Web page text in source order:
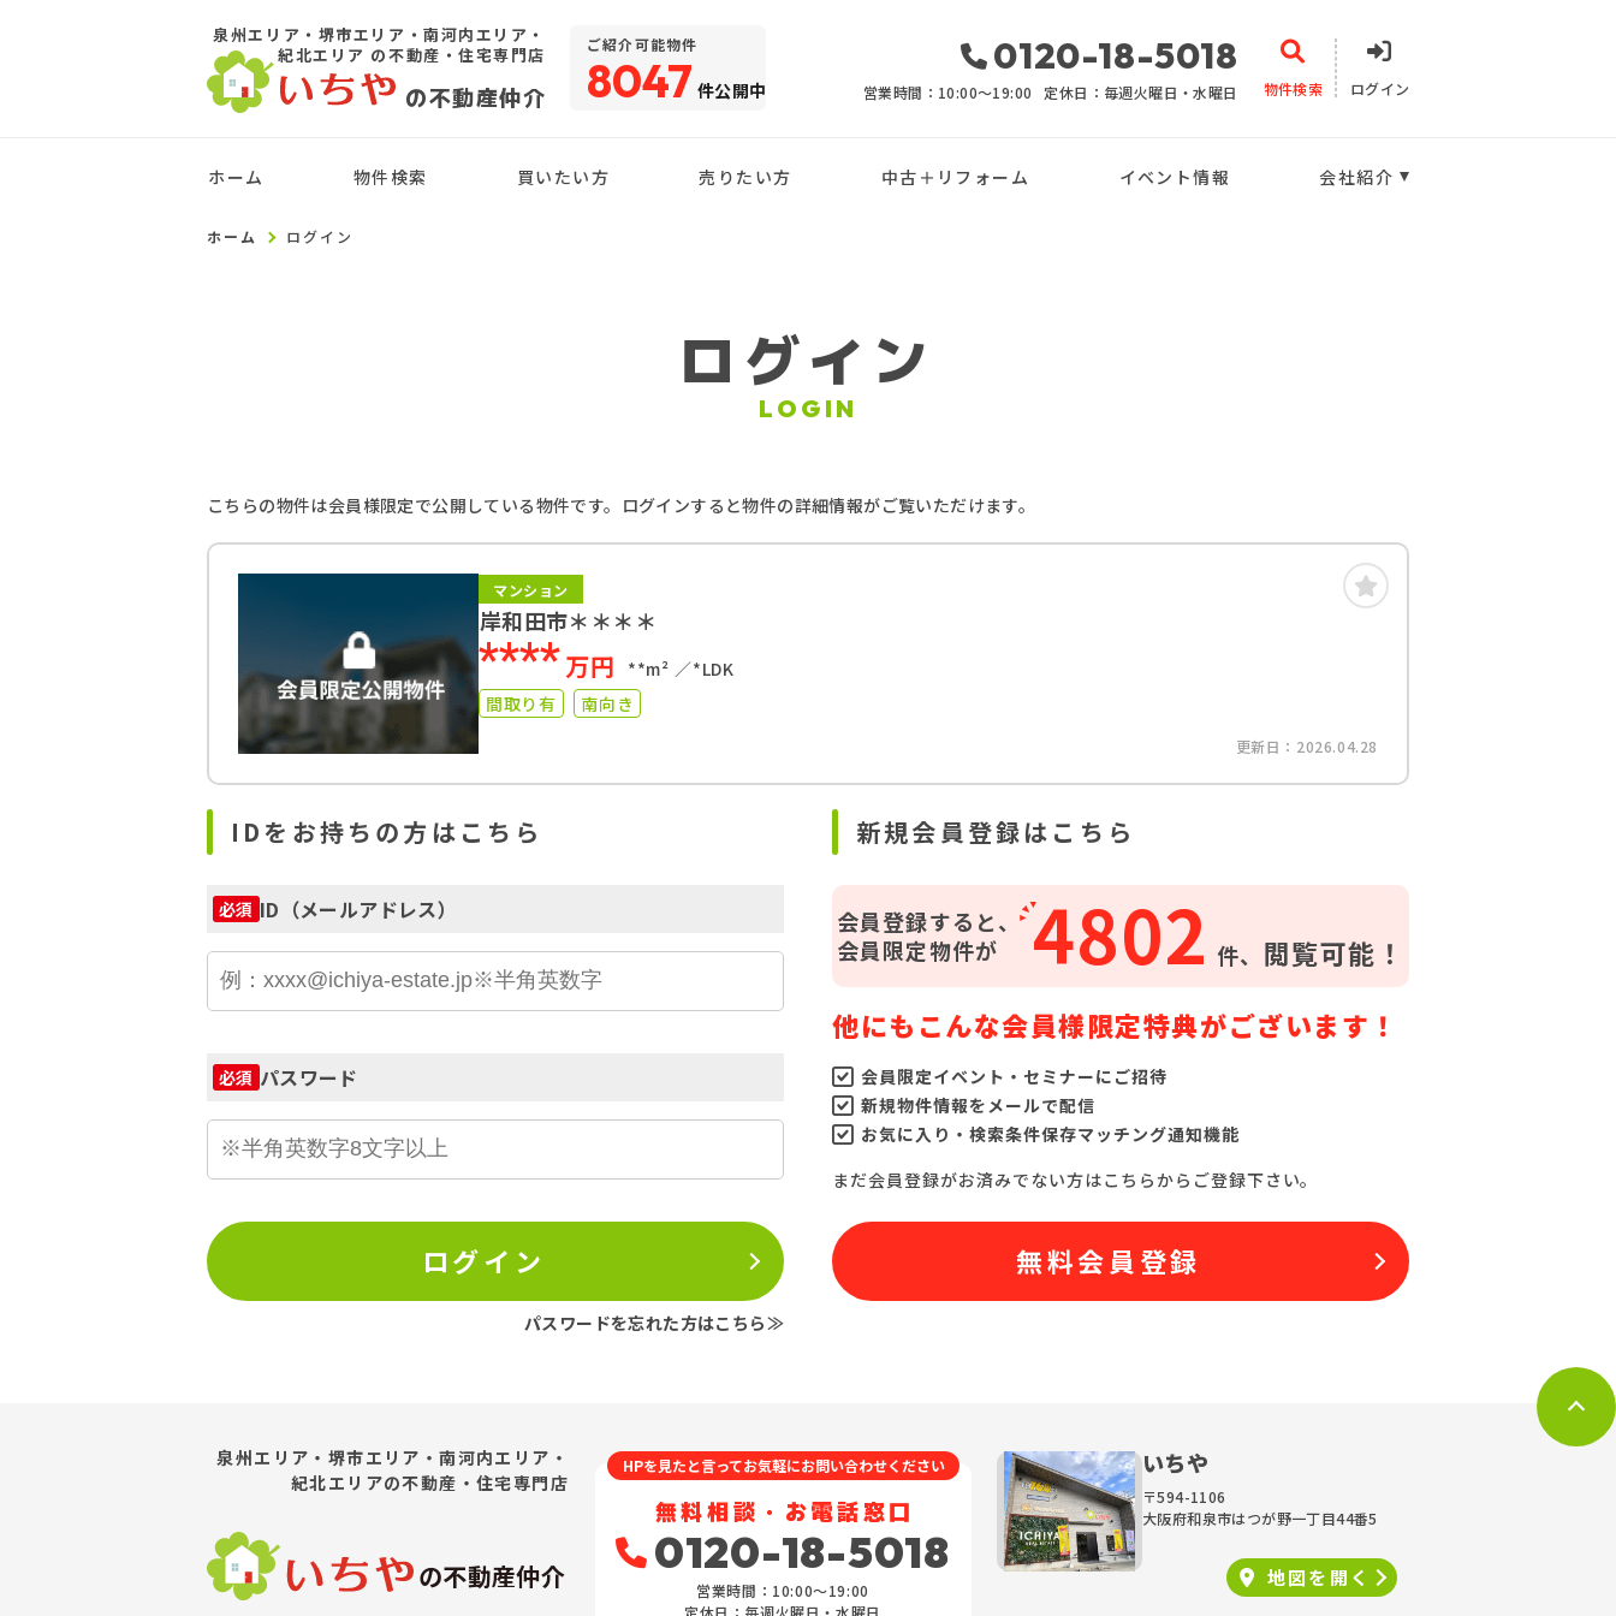
泉州エリア・堺市エリア・南河内エリア・
紀北エリア の不動産・住宅専門店
の不動産仲介
ご紹介可能物件
8047 件公開中
0120-18-5018
営業時間：10:00〜19:00 定休日：毎週火曜日・水曜日 物件検索 ログイン
ホーム 物件検索 買いたい方 売りたい方 中古＋リフォーム イベント情報 会社紹介
ホーム ログイン
ログイン
LOGIN
こちらの物件は会員様限定で公開している物件です。ログインすると物件の詳細情報がご覧いただけます。
マンション
岸和田市＊＊＊＊
****万円 **m²
*LDK
間取り有
南向き
更新日：2026.04.28
IDをお持ちの方はこちら
必須 ID（メールアドレス）
必須 パスワード
ログイン
パスワードを忘れた方はこちら≫
新規会員登録はこちら
会員登録すると、
会員限定物件が
4802 件、 閲覧可能！
他にもこんな会員様限定特典がございます！
会員限定イベント・セミナーにご招待
新規物件情報をメールで配信
お気に入り・検索条件保存マッチング通知機能
まだ会員登録がお済みでない方はこちらからご登録下さい。
無料会員登録
泉州エリア・堺市エリア・南河内エリア・
紀北エリアの不動産・住宅専門店
の不動産仲介
HPを見たと言ってお気軽にお問い合わせください
無料相談・お電話窓口
0120-18-5018
営業時間：10:00〜19:00
いちや
〒594-1106
大阪府和泉市はつが野一丁目44番5
地図を 開く